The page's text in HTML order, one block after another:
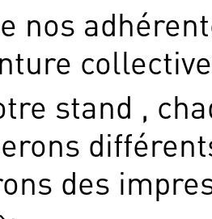
nos
stand ,
des